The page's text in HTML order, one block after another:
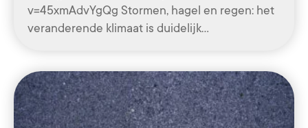
v=45xmAdvYgQg Stormen, hagel en regen: het
veranderende klimaat is duidelijk…